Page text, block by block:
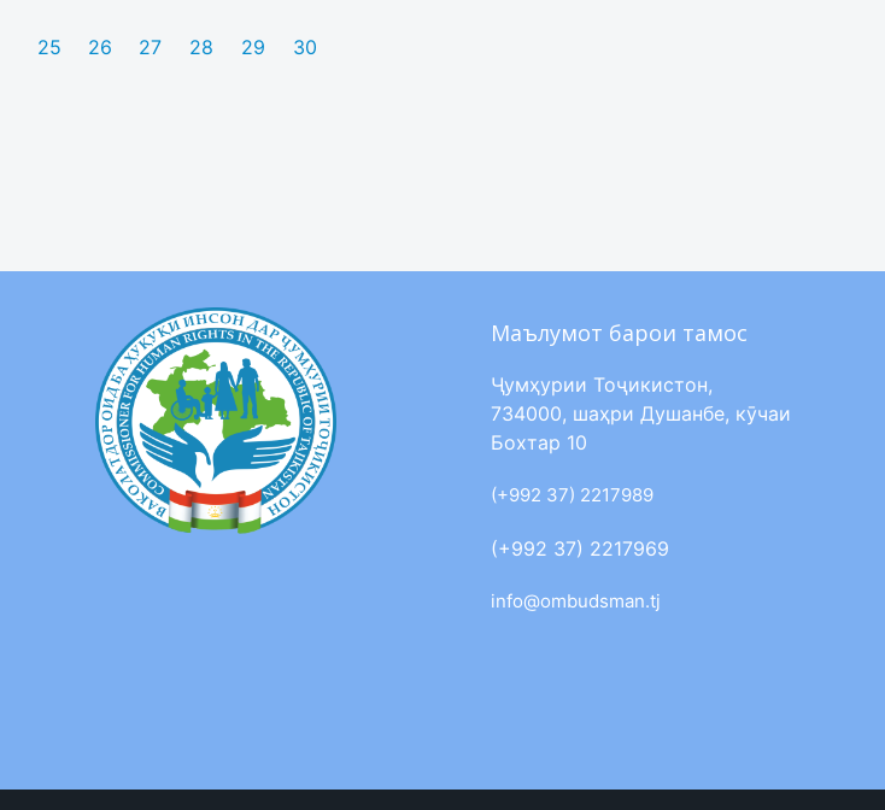
25 26 27 28 29 30
Маълумот барои тамос
Ҷумҳурии Тоҷикистон,
734000, шаҳри Душанбе, кӯчаи
Бохтар 10
(+992 37) 2217989
(+992 37) 2217969
info@ombudsman.tj